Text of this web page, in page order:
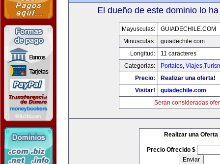
El dueño de este dominio lo
Mayusculas:
GUIADECHILE.COM
Minusculas:
guiadechile.com
Longitud:
11 caracteres
Categorias:
Portales,
Precio:
Realizar una oferta!
Visitar!
guiadechile.com
Serán consideradas
Realizar una Oferta
Precio Ofrecido $